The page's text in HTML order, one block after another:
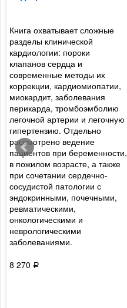
Книга охватывает сложные
разделы клинической
кардиологии: пороки
клапанов сердца и
современные методы их
коррекции, кардиомиопатии,
миокардит, заболевания
перикарда, тромбоэмболию
легочной артерии и легочную
гипертензию. Отдельно
рассмотрено ведение
пациентов при беременности,
в пожилом возрасте, а также
при сочетании сердечно-
сосудистой патологии с
эндокринными, почечными,
ревматическими,
онкологическими и
неврологическими
заболеваниями.
8 270 Р